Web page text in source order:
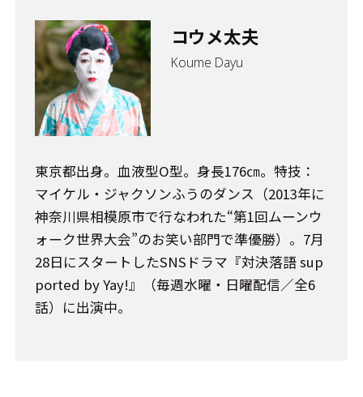
コウメ太夫
Koume Dayu
東京都出身。血液型O型。身長176㎝。特技：
マイケル・ジャクソンふうのダンス（2013年に
神奈川県相模原市で行なわれた“第1回ムーンウ
ォーク世界大会”のお笑い部門で準優勝）。7月
28日にスタートしたSNSドラマ『対決落語 sup
ported by Yay!』（毎週水曜・日曜配信／全6
話）に出演中。